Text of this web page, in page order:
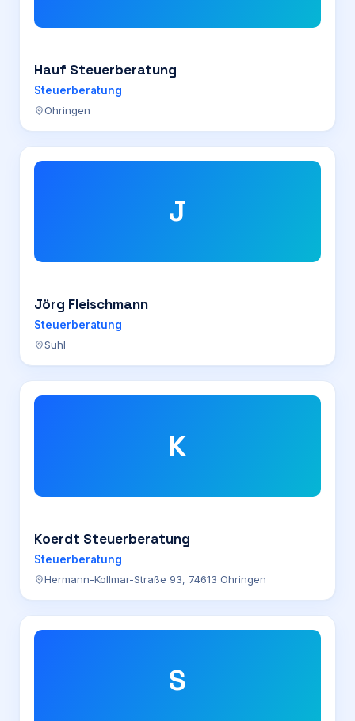
Hauf Steuerberatung
Steuerberatung
Öhringen
J
Jörg Fleischmann
Steuerberatung
Suhl
K
Koerdt Steuerberatung
Steuerberatung
Hermann-Kollmar-Straße 93, 74613 Öhringen
S